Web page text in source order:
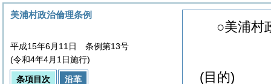
○美浦村
(目的)
美浦村政治倫理条例
平成15年6月11日 条例第13号
(令和4年4月1日施行)
条項目次
沿革